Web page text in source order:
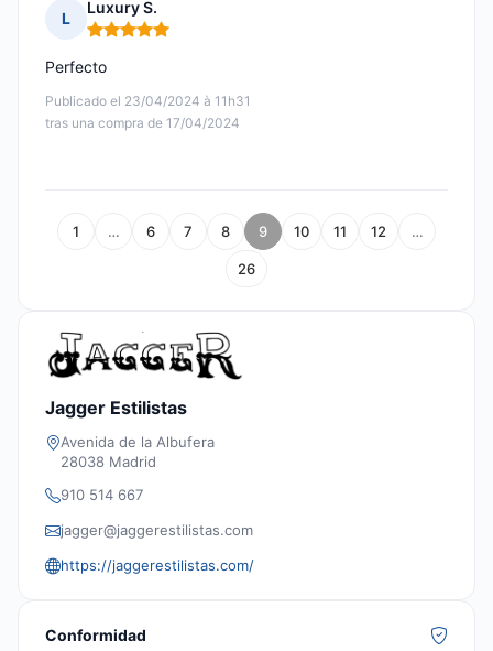
L
Luxury S.
Nota: 5 de 5
Publicado el 23/04/2024 à 11h31
tras una compra de 17/04/2024
Perfecto
1 … 6 7 8 9 10 11 12 …
26
Jagger Estilistas
Avenida de la Albufera
28038 Madrid
910 514 667
jagger@jaggerestilistas.com
https://jaggerestilistas.com/
Conformidad